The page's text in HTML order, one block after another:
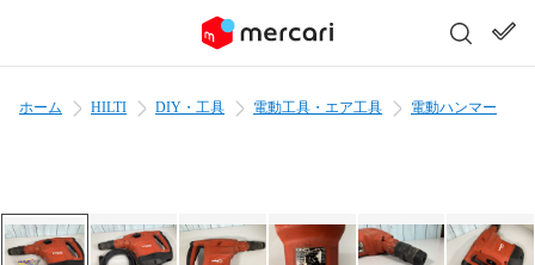
ホーム HILTI DIY・工具 電動工具・エア工具 電動ハンマー